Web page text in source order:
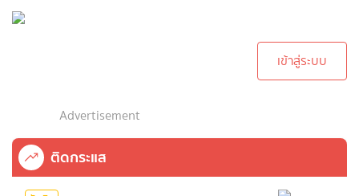
เข้าสู่ระบบ
Advertisement
ติดกระแส